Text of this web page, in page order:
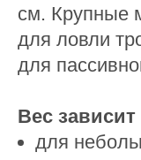
см. Крупные
для ловли
для
Вес
для